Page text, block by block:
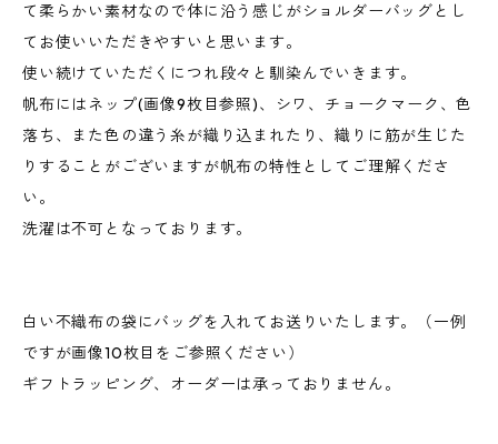
て柔らかい素材なので体に沿う感じがショルダーバッグとし
てお使いいただきやすいと思います。
使い続けていただくにつれ段々と馴染んでいきます。
帆布にはネップ(画像9枚目参照)、シワ、チョークマーク、色
落ち、また色の違う糸が織り込まれたり、織りに筋が生じた
りすることがございますが帆布の特性としてご理解くださ
い。
洗濯は不可となっております。
白い不織布の袋にバッグを入れてお送りいたします。（一例
ですが画像10枚目をご参照ください）
ギフトラッピング、オーダーは承っておりません。